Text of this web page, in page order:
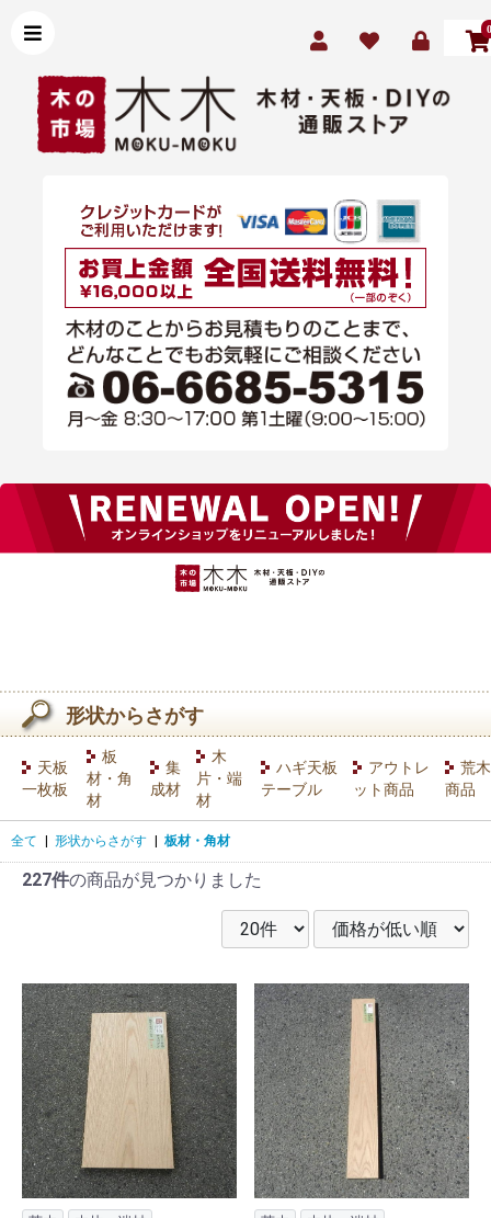
0
形状からさがす
天板
一枚板
板
材・角
材
集
成材
木
片・端
材
ハギ天板
テーブル
アウトレ
ット商品
荒木
商品
全て | 形状からさがす | 板材・角材
227件の商品が見つかりました